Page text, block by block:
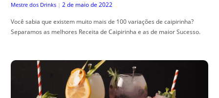
Mestre dos Drinks | 2 de maio de 2022
Você sabia que existem muito mais de 100 variações de caipirinha?
Separamos as melhores Receita de Caipirinha e as de maior Sucesso.